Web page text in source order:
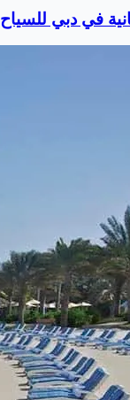
في دبي للسياح 2026